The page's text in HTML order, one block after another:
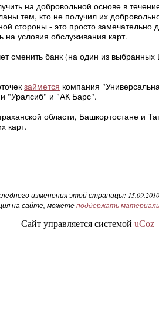
на добровольной основе в
тем, кто не получил их
стороны - это просто замечательно
на условия обслуживания карт.
сменить банк (на один из
займется компания
"Уралсиб" и "АК Барс".
области, Башкортостане и
карт.
изменения этой страницы: 15.09.2010
на сайте, можетеподдержать
Сайт управляется системой uCoz